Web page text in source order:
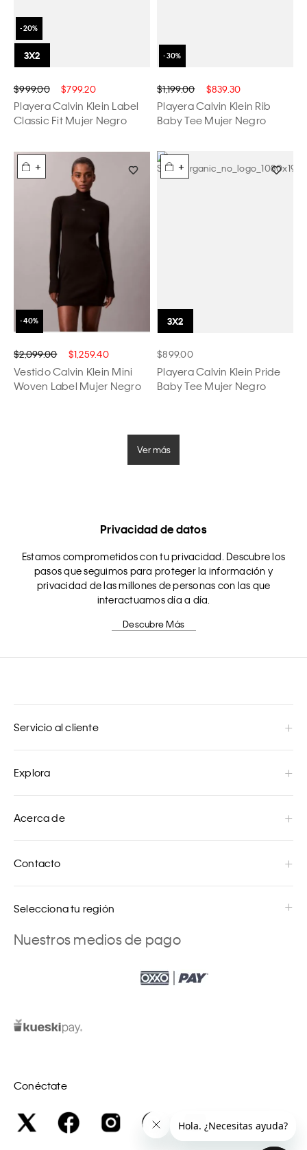
$999.00 $799.20
Playera Calvin Klein Label
Classic Fit Mujer Negro
$1,199.00 $839.30
Playera Calvin Klein Rib
Baby Tee Mujer Negro
+
$2,099.00 $1,259.40
Vestido Calvin Klein Mini
Woven Label Mujer Negro
+
$899.00
Playera Calvin Klein Pride
Baby Tee Mujer Negro
Ver más
Privacidad de datos
Estamos comprometidos con tu privacidad. Descubre los
pasos que seguimos para proteger la información y
privacidad de las millones de personas con las que
interactuamos día a día.
Descubre Más
Servicio al cliente
Explora
Acerca de
Contacto
Selecciona tu región
Nuestros medios de pago
Conéctate